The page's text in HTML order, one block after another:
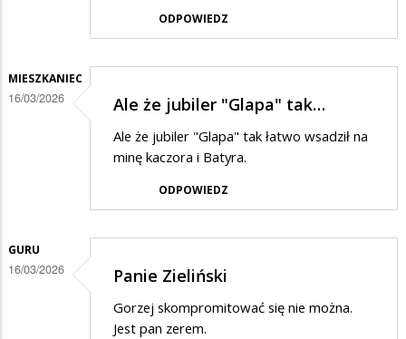
ODPOWIEDZ
MIESZKANIEC
16/03/2026 Ale że jubiler "Glapa" tak…
Ale że jubiler "Glapa" tak łatwo wsadził na
minę kaczora i Batyra.
ODPOWIEDZ
GURU
16/03/2026 Panie Zieliński
Gorzej skompromitować się nie można.
Jest pan zerem.